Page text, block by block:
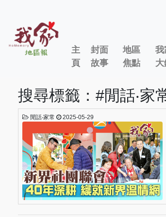
主
頁
封面
故事
地區
焦點
我
大
搜尋標籤：#閒話‧家
閒話‧家常 2025-05-29